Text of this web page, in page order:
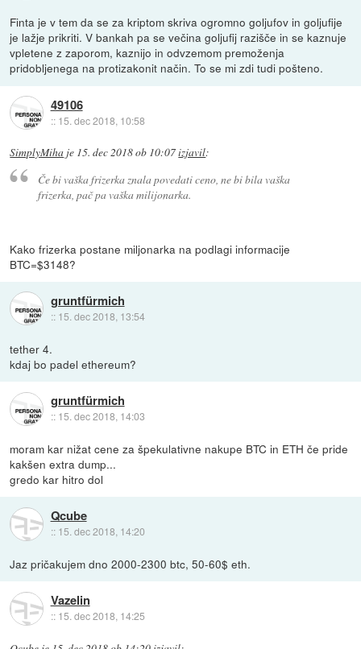
Finta je v tem da se za kriptom skriva ogromno goljufov in goljufije
je lažje prikriti. V bankah pa se večina goljufij razišče in se kaznuje
vpletene z zaporom, kaznijo in odvzemom premoženja
pridobljenega na protizakonit način. To se mi zdi tudi pošteno.
49106
:: 15. dec 2018, 10:58
SimplyMiha je 15. dec 2018 ob 10:07izjavil:
Če bi vaška frizerka znala povedati ceno, ne bi bila vaška
frizerka, pač pa vaška milijonarka.
Kako frizerka postane miljonarka na podlagi informacije
BTC=$3148?
gruntfürmich
:: 15. dec 2018, 13:54
tether 4.
kdaj bo padel ethereum?
gruntfürmich
:: 15. dec 2018, 14:03
moram kar nižat cene za špekulativne nakupe BTC in ETH če pride
kakšen extra dump...
gredo kar hitro dol
Qcube
:: 15. dec 2018, 14:20
Jaz pričakujem dno 2000-2300 btc, 50-60$ eth.
Vazelin
:: 15. dec 2018, 14:25